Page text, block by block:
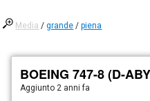
Media /grande /piena
BOEING 747-8 (D-
Aggiunto 2 anni fa